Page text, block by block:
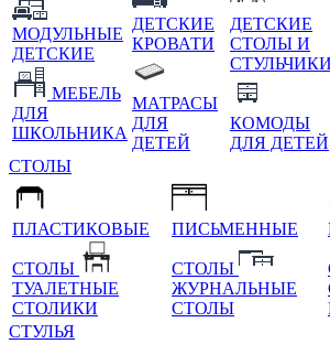
МОДУЛЬНЫЕ
ДЕТСКИЕ
МЕБЕЛЬ
ДЛЯ
ШКОЛЬНИКА
ДЕТСКИЕ
КРОВАТИ
МАТРАСЫ
ДЛЯ
ДЕТЕЙ
ДЕТСКИЕ
СТОЛЫ И
СТУЛЬЧИКИ
КОМОДЫ
ДЛЯ ДЕТЕЙ
СТОЛЫ
ПЛАСТИКОВЫЕ
СТОЛЫ
ТУАЛЕТНЫЕ
СТОЛИКИ
ПИСЬМЕННЫЕ
СТОЛЫ
ЖУРНАЛЬНЫЕ
СТОЛЫ
СТУЛЬЯ